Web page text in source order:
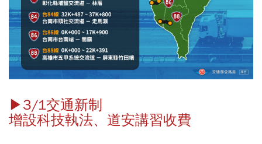
▶︎3/1交通新制
增設科技執法、道安講習收費